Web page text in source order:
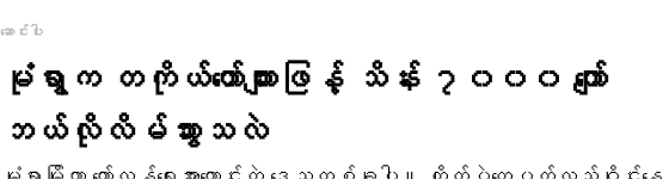
ဆောင်းပါး
မုံရွာက တကိုယ်တော်ကျားဖြန့် သိန်း ၇၀၀၀ ကျော်
ဘယ်လိုလိမ်သွားသလဲ